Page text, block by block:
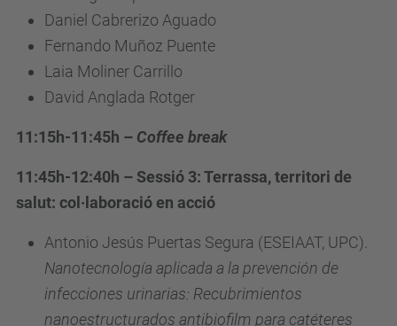
Daniel Cabrerizo Aguado
Fernando Muñoz Puente
Laia Moliner Carrillo
David Anglada Rotger
11:15h-11:45h – Coffee break
11:45h-12:40h – Sessió 3: Terrassa, territori de
salut: col·laboració en acció
Antonio Jesús Puertas Segura (ESEIAAT, UPC).
Nanotecnología aplicada a la prevención de
infecciones urinarias: Recubrimientos
nanoestructurados antibiofilm para catéteres